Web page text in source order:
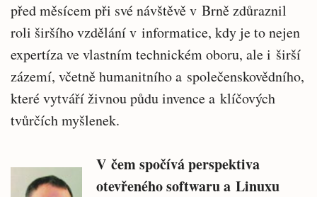
před měsícem při své návštěvě v Brně zdůraznil
roli širšího vzdělání v informatice, kdy je to nejen
expertíza ve vlastním technickém oboru, ale i širší
zázemí, včetně humanitního a společenskovědního,
které vytváří živnou půdu invence a klíčových
tvůrčích myšlenek.
V čem spočívá perspektiva
otevřeného softwaru a Linuxu